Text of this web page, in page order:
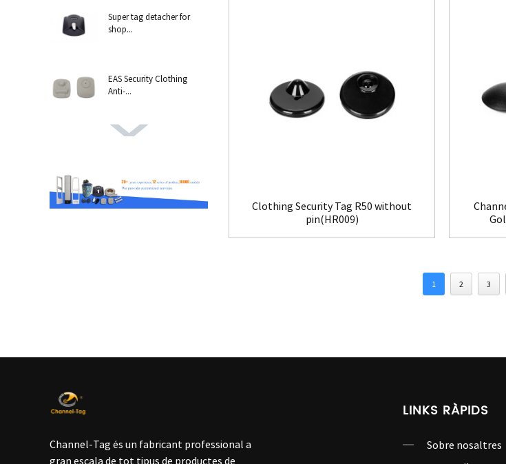
Super tag detacher for
shop...
EAS Security Clothing
Anti-...
Clothing Security Tag R50 without
pin(HR009)
1 2 3
Channel-Tag és un fabricant professional a
gran escala de tot tipus de productes de
LINKS RÀPIDS
Sobre nosaltres